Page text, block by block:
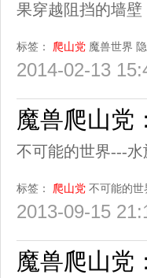
果穿越阻挡的墙壁
标签： 爬山党 魔兽世界
2014-02-13
魔兽爬山党
不可能的世界---
标签： 爬山党 不可能的世
2013-09-15
魔兽爬山党